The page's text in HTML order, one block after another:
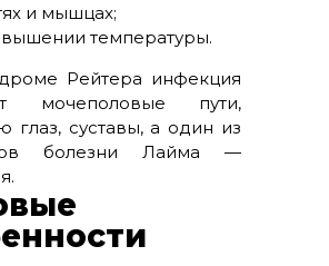
и мышцах;
температуры.
Рейтера инфекция
мочеполовые пути,
глаз, суставы, а один из
болезни Лайма —